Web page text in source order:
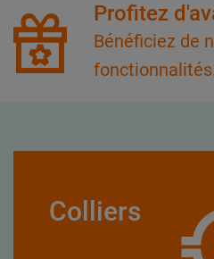
Profitez
Bénéficiez de
Colliers